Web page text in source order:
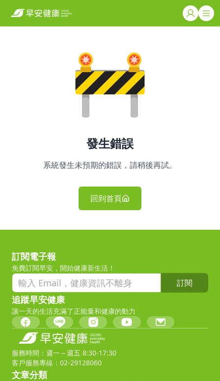
發生錯誤
系統發生未預期的錯誤，請稍後再試。
回到首頁
訂閱電子報
免費訂閱早安，開始健康新生活！
訂閱
追蹤早安健康
讓一天的生活充滿了正能量和健康的動力
服務時間：週一～週五 8:30-17:30
客戶服務專線：02-29128060
文章分類